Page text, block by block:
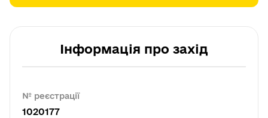
Інформація про захід
№ реєстрації
1020177